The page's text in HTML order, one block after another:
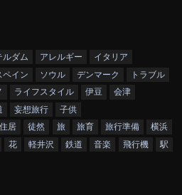
ルダム アレルギー
イタリア
ペイン ソウル デンマーク
トラブル
ライフスタイル 伊豆
会津
妄想旅行
子供
居 徒然 旅 旅育 旅行準備
横浜
花 軽井沢 鉄道 音楽 飛行機
駅